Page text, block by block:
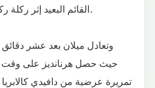
القائم البعيد إثر ركلة ركنية من جوردان فيرتوت.
وتعادل ميلان بعد عشر
حيث حصل هرنانديز على
تمريرة عرضية من دافيدي